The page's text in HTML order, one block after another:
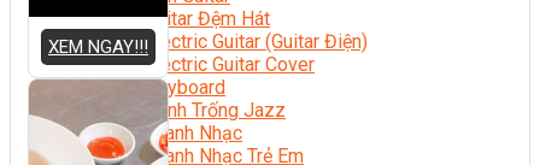
Học Guitar Đệm Hát
Học Electric Guitar (Guitar Điện)
Học Electric Guitar Cover
Học Keyboard
Học Đánh Trống Jazz
Học Thanh Nhạc
Học Thanh Nhạc Trẻ Em
XEM NGAY!!!